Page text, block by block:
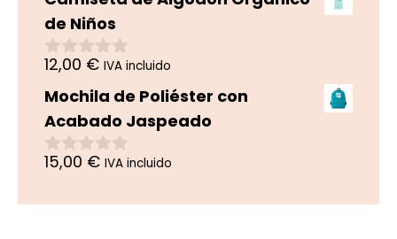
5
de Niños
0
e
5
12,00 € IVA incluido
Mochila de Poliéster con
Acabado Jaspeado
0
15,00 € IVA incluido